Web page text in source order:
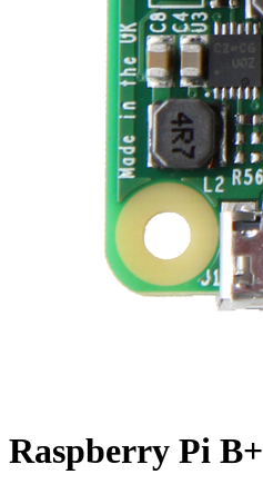
Raspberry Pi B+